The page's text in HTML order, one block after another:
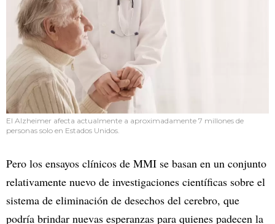
El Alzheimer afecta actualmente a aproximadamente 7 millones de
personas solo en Estados Unidos.
Pero los ensayos clínicos de MMI se basan en un conjunto
relativamente nuevo de investigaciones científicas sobre el
sistema de eliminación de desechos del cerebro, que
podría brindar nuevas esperanzas para quienes padecen la